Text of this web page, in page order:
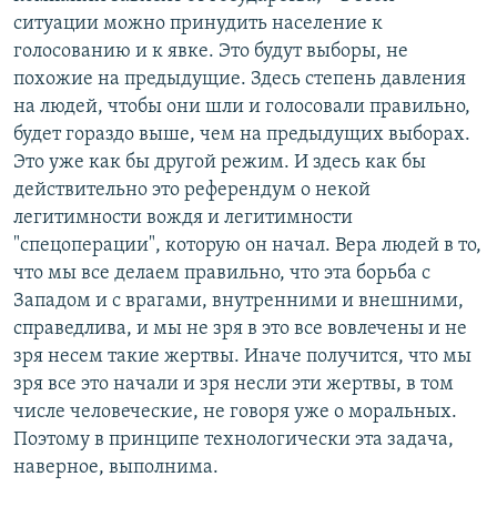
ситуации можно принудить население к
голосованию и к явке. Это будут выборы, не
похожие на предыдущие. Здесь степень давления
на людей, чтобы они шли и голосовали правильно,
будет гораздо выше, чем на предыдущих выборах.
Это уже как бы другой режим. И здесь как бы
действительно это референдум о некой
легитимности вождя и легитимности
"спецоперации", которую он начал. Вера людей в то,
что мы все делаем правильно, что эта борьба с
Западом и с врагами, внутренними и внешними,
справедлива, и мы не зря в это все вовлечены и не
зря несем такие жертвы. Иначе получится, что мы
зря все это начали и зря несли эти жертвы, в том
числе человеческие, не говоря уже о моральных.
Поэтому в принципе технологически эта задача,
наверное, выполнима.